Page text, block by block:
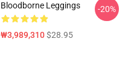
Bloodborne Leggings
₩3,989,310$28.95
-20%